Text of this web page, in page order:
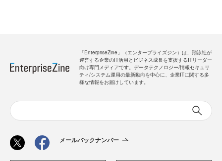
「EnterpriseZine」（エンタープライズジン）は、翔泳社が
運営する企業のIT活用とビジネス成長を支援するITリーダー
向け専門メディアです。データテクノロジー/情報セキュリ
ティ/システム運用の最新動向を中心に、企業ITに関する多
様な情報をお届けしています。
メールバックナンバー